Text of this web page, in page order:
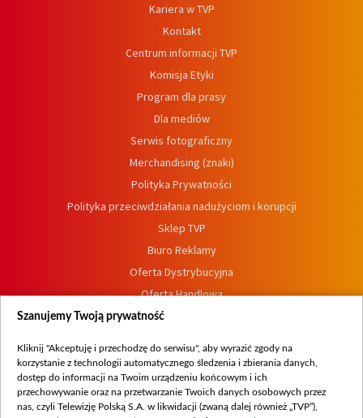
Kariera w TVP
Kontakt
Centrum informacji TVP
Komisja Etyki
Program dla prasy
Dla mediów
Serwis fotograficzny
Merchandising (znaki)
Polityka Prywatności
Polityka przeciwdziałania nadużyciom i korupcji
Sklep TVP
Biuro Reklamy
Oferta Dystrybucyjna
Oferta Handlowa
Dostępność
Procedura zgłoszeń wewnętrznych
Szanujemy Twoją prywatność
Kliknij "Akceptuję i przechodzę do serwisu", aby wyrazić zgody na
korzystanie z technologii automatycznego śledzenia i zbierania danych,
dostęp do informacji na Twoim urządzeniu końcowym i ich
przechowywanie oraz na przetwarzanie Twoich danych osobowych przez
nas, czyli Telewizję Polską S.A. w likwidacji (zwaną dalej również „TVP”),